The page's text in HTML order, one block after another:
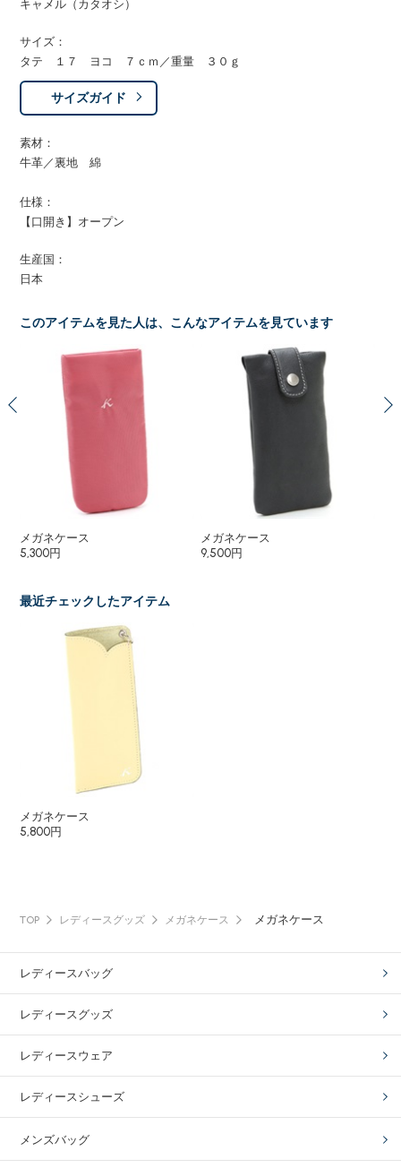
キャメル（カタオシ）
サイズ：
タテ １７ ヨコ ７ｃｍ／重量 ３０ｇ
サイズガイド
素材：
牛革／裏地 綿
仕様：
【口開き】オープン
生産国：
日本
このアイテムを見た人は、こんなアイテムを見ています
メガネケース
5,300円
メガネケース
9,500円
最近チェックしたアイテム
メガネケース
5,800円
TOP レディースグッズ メガネケース メガネケース
レディースバッグ
レディースグッズ
レディースウェア
レディースシューズ
メンズバッグ